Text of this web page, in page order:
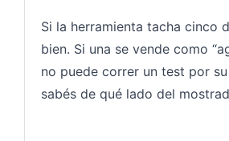
Si la herramienta tacha cinco
bien. Si una se vende como
no puede correr un test por
sabés de qué lado del